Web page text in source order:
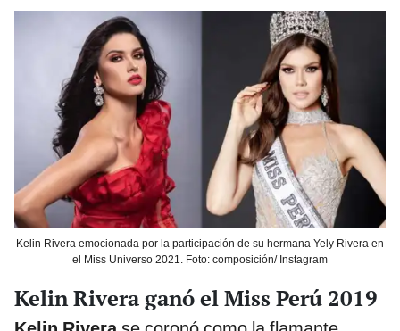
Kelin Rivera emocionada por la participación de su hermana Yely Rivera en
el Miss Universo 2021. Foto: composición/ Instagram
Kelin Rivera ganó el Miss Perú 2019